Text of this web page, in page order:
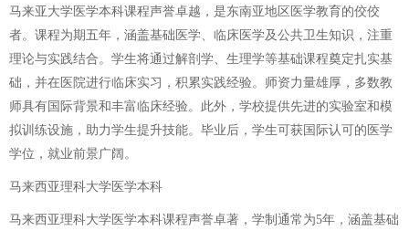
马来亚大学医学本科课程声誉卓越，是东南亚地区医学教育的佼佼
者。课程为期五年，涵盖基础医学、临床医学及公共卫生知识，注重
理论与实践结合。学生将通过解剖学、生理学等基础课程奠定扎实基
础，并在医院进行临床实习，积累实践经验。师资力量雄厚，多数教
师具有国际背景和丰富临床经验。此外，学校提供先进的实验室和模
拟训练设施，助力学生提升技能。毕业后，学生可获国际认可的医学
学位，就业前景广阔。
马来西亚理科大学医学本科
马来西亚理科大学医学本科课程声誉卓著，学制通常为5年，涵盖基础